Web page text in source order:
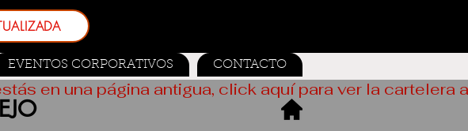
EVENTOS CORPORATIVOS CONTACTO